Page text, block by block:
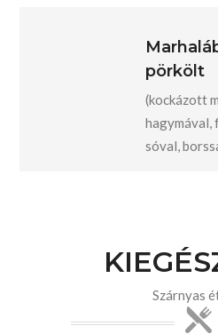
pörkölt
(kockázott
hagymával,
sóval,
Szárnyas